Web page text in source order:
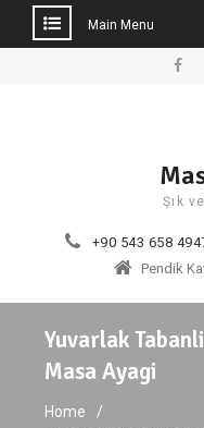
Main Menu
Şık
+90 543 658
Pendik
Yuvarlak
Masa Ayagi
Home